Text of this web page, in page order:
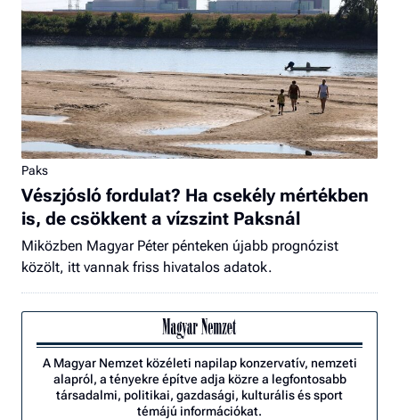
Paks
Vészjósló fordulat? Ha csekély mértékben
is, de csökkent a vízszint Paksnál
Miközben Magyar Péter pénteken újabb prognózist
közölt, itt vannak friss hivatalos adatok.
A Magyar Nemzet közéleti napilap konzervatív, nemzeti
alapról, a tényekre építve adja közre a legfontosabb
társadalmi, politikai, gazdasági, kulturális és sport
témájú információkat.